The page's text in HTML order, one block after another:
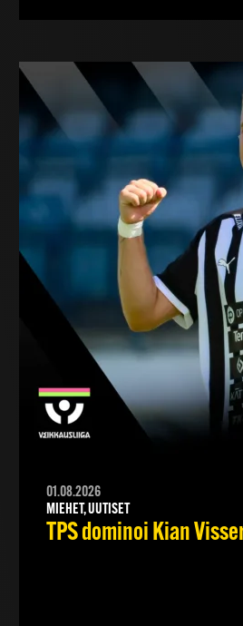
01.08.2026
MIEHET, UUTISET
TPS dominoi Kian